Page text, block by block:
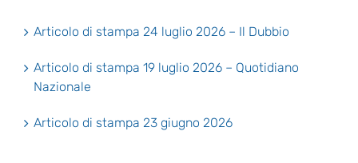
Articolo di stampa 24 luglio 2026 – Il Dubbio
Articolo di stampa 19 luglio 2026 – Quotidiano
Nazionale
Articolo di stampa 23 giugno 2026